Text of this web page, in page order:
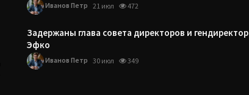
Иванов Петр 21 июл 472
Задержаны глава совета директоров и гендиректор
Эфко
Иванов Петр 30 июл 349